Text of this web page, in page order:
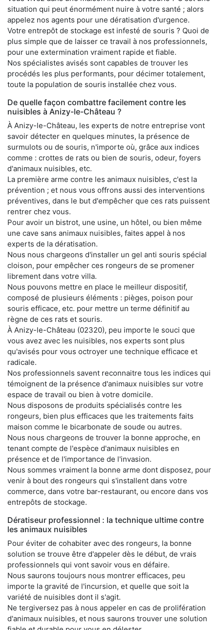
situation qui peut énormément nuire à votre santé ; alors
appelez nos agents pour une dératisation d'urgence.
Votre entrepôt de stockage est infesté de souris ? Quoi de
plus simple que de laisser ce travail à nos professionnels,
pour une extermination vraiment rapide et fiable.
Nos spécialistes avisés sont capables de trouver les
procédés les plus performants, pour décimer totalement,
toute la population de souris installée chez vous.
De quelle façon combattre facilement contre les
nuisibles à Anizy-le-Château ?
À Anizy-le-Château, les experts de notre entreprise vont
savoir détecter en quelques minutes, la présence de
surmulots ou de souris, n'importe où, grâce aux indices
comme : crottes de rats ou bien de souris, odeur, foyers
d'animaux nuisibles, etc.
La première arme contre les animaux nuisibles, c'est la
prévention ; et nous vous offrons aussi des interventions
préventives, dans le but d'empêcher que ces rats puissent
rentrer chez vous.
Pour avoir un bistrot, une usine, un hôtel, ou bien même
une cave sans animaux nuisibles, faites appel à nos
experts de la dératisation.
Nous nous chargeons d'installer un gel anti souris spécial
cloison, pour empêcher ces rongeurs de se promener
librement dans votre villa.
Nous pouvons mettre en place le meilleur dispositif,
composé de plusieurs éléments : pièges, poison pour
souris efficace, etc. pour mettre un terme définitif au
règne de ces rats et souris.
À Anizy-le-Château (02320), peu importe le souci que
vous avez avec les nuisibles, nos experts sont plus
qu'avisés pour vous octroyer une technique efficace et
radicale.
Nos professionnels savent reconnaitre tous les indices qui
témoignent de la présence d'animaux nuisibles sur votre
espace de travail ou bien à votre domicile.
Nous disposons de produits spécialisés contre les
rongeurs, bien plus efficaces que les traitements faits
maison comme le bicarbonate de soude ou autres.
Nous nous chargeons de trouver la bonne approche, en
tenant compte de l'espèce d'animaux nuisibles en
présence et de l'importance de l'invasion.
Nous sommes vraiment la bonne arme dont disposez, pour
venir à bout des rongeurs qui s'installent dans votre
commerce, dans votre bar-restaurant, ou encore dans vos
entrepôts de stockage.
Dératiseur professionnel : la technique ultime contre
les animaux nuisibles
Pour éviter de cohabiter avec des rongeurs, la bonne
solution se trouve être d'appeler dès le début, de vrais
professionnels qui vont savoir vous en défaire.
Nous saurons toujours nous montrer efficaces, peu
importe la gravité de l'incursion, et quelle que soit la
variété de nuisibles dont il s'agit.
Ne tergiversez pas à nous appeler en cas de prolifération
d'animaux nuisibles, et nous saurons trouver une solution